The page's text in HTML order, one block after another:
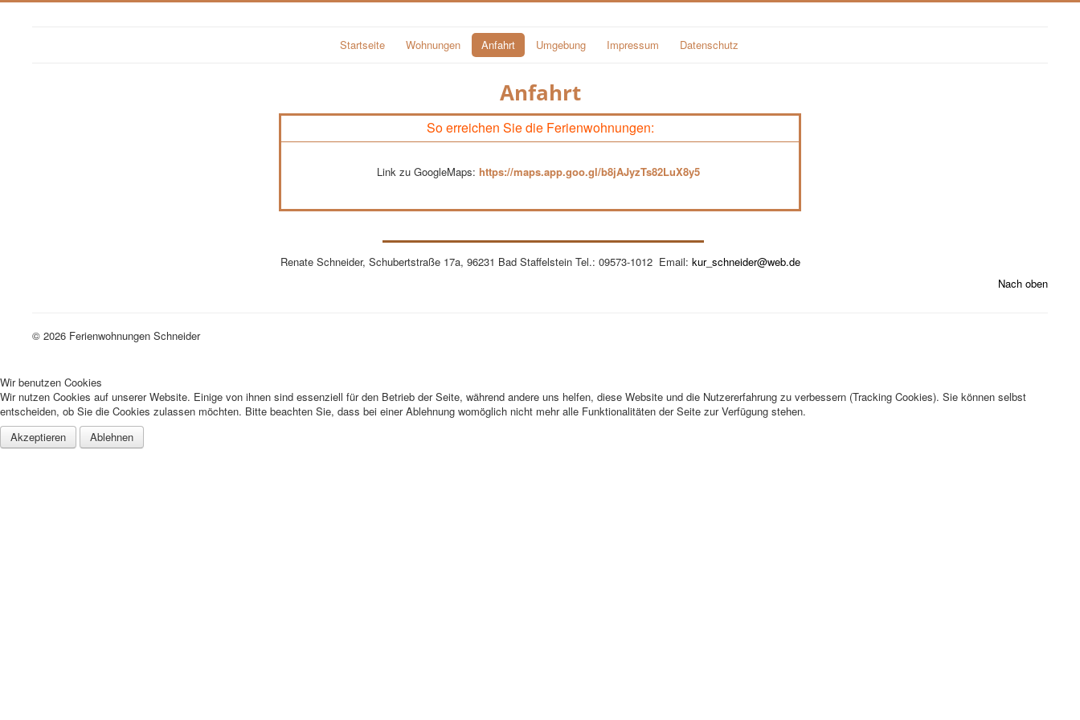
Startseite Wohnungen Anfahrt Umgebung Impressum Datenschutz
Anfahrt
So erreichen Sie die Ferienwohnungen:
Link zu GoogleMaps: https://maps.app.goo.gl/b8jAJyzTs82LuX8y5
Renate Schneider, Schubertstraße 17a, 96231 Bad Staffelstein Tel.: 09573-1012 Email: kur_schneider@web.de
Nach oben
© 2026 Ferienwohnungen Schneider
Wir benutzen Cookies
Wir nutzen Cookies auf unserer Website. Einige von ihnen sind essenziell für den Betrieb der Seite, während andere uns helfen, diese Website und die Nutzererfahrung zu verbessern (Tracking Cookies). Sie können selbst
entscheiden, ob Sie die Cookies zulassen möchten. Bitte beachten Sie, dass bei einer Ablehnung womöglich nicht mehr alle Funktionalitäten der Seite zur Verfügung stehen.
Akzeptieren
Ablehnen